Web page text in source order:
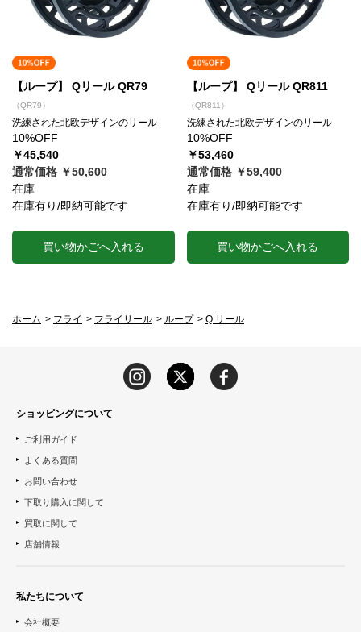
【ループ】 Qリール QR79
（QR79）
洗練された北欧デザインのリール
10%OFF
￥45,540
通常価格 ￥50,600
在庫
在庫有り/即納可能です
買い物かごへ入れる
【ループ】 Qリール QR811
（QR811）
洗練された北欧デザインのリール
10%OFF
￥53,460
通常価格 ￥59,400
在庫
在庫有り/即納可能です
買い物かごへ入れる
ホーム > フライ > フライリール > ループ > Q リール
ショッピングについて
ご利用ガイド
よくある質問
お問い合わせ
下取り購入に関して
買取に関して
店舗情報
私たちについて
会社概要